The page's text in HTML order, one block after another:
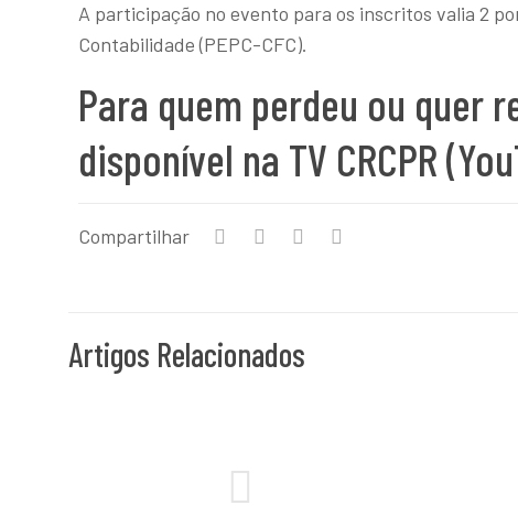
A participação no evento para os inscritos valia 2
Contabilidade (PEPC-CFC).
Para quem perdeu ou quer
disponível na TV CRCPR
Compartilhar
Artigos Relacionados